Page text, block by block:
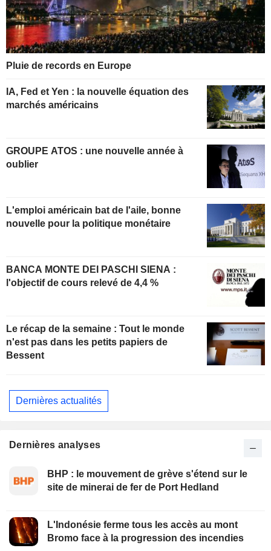
Pluie de records en Europe
IA, Fed et Yen : la nouvelle équation des
marchés américains
GROUPE ATOS : une nouvelle année à
oublier
L'emploi américain bat de l'aile, bonne
nouvelle pour la politique monétaire
BANCA MONTE DEI PASCHI SIENA :
l'objectif de cours relevé de 4,4 %
Le récap de la semaine : Tout le monde
n'est pas dans les petits papiers de
Bessent
Dernières actualités
Dernières analyses
BHP : le mouvement de grève s'étend sur le
site de minerai de fer de Port Hedland
L'Indonésie ferme tous les accès au mont
Bromo face à la progression des incendies